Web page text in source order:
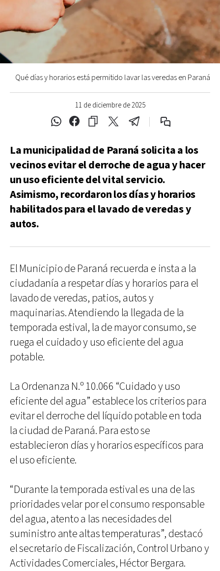
11 de diciembre de 2025
Qué días y horarios está permitido lavar las veredas en Paraná
La municipalidad de Paraná solicita a los
vecinos evitar el derroche de agua y hacer
un uso eficiente del vital servicio.
Asimismo, recordaron los días y horarios
habilitados para el lavado de veredas y
autos.
El Municipio de Paraná recuerda e insta a la
ciudadanía a respetar días y horarios para el
lavado de veredas, patios, autos y
maquinarias. Atendiendo la llegada de la
temporada estival, la de mayor consumo, se
ruega el cuidado y uso eficiente del agua
potable.
La Ordenanza N.º 10.066 “Cuidado y uso
eficiente del agua” establece los criterios para
evitar el derroche del líquido potable en toda
la ciudad de Paraná. Para esto se
establecieron días y horarios específicos para
el uso eficiente.
“Durante la temporada estival es una de las
prioridades velar por el consumo responsable
del agua, atento a las necesidades del
suministro ante altas temperaturas”, destacó
el secretario de Fiscalización, Control Urbano y
Actividades Comerciales, Héctor Bergara.